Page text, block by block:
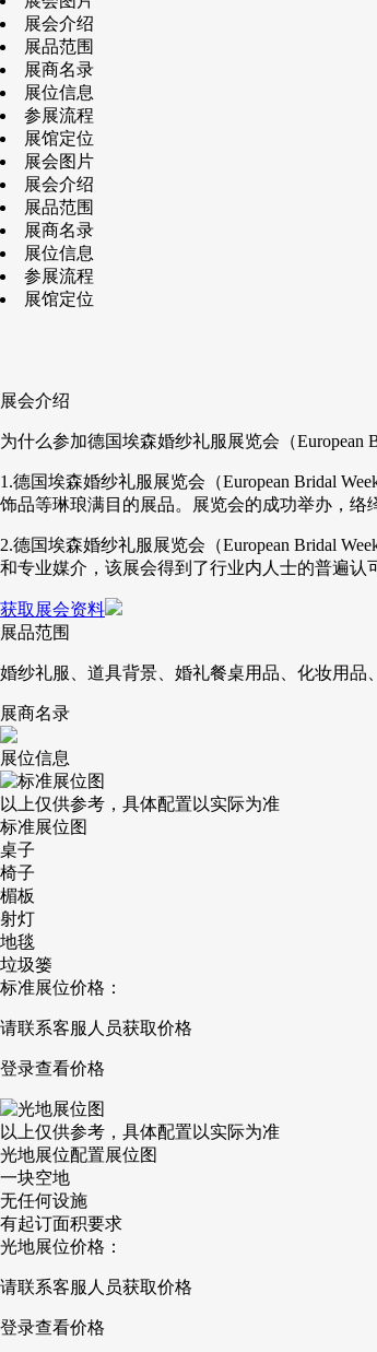
展会介绍
展品范围
展商名录
展位信息
参展流程
展馆定位
展会图片
展会介绍
展品范围
展商名录
展位信息
参展流程
展馆定位
展会介绍
为什么参加德国埃森婚纱礼服展览会（European
1.德国埃森婚纱礼服展览会（European Bridal
饰品等琳琅满目的展品。展览会的成功举办，络
2.德国埃森婚纱礼服展览会（European Bridal
和专业媒介，该展会得到了行业内人士的普遍认
获取展会资料
展品范围
婚纱礼服、道具背景、婚礼餐桌用品、化妆用品
展商名录
展位信息
以上仅供参考，具体配置以实际为准
标准展位图
桌子
椅子
楣板
射灯
地毯
垃圾篓
标准展位价格：
请联系客服人员获取价格
登录查看价格
以上仅供参考，具体配置以实际为准
光地展位配置展位图
一块空地
无任何设施
有起订面积要求
光地展位价格：
请联系客服人员获取价格
登录查看价格